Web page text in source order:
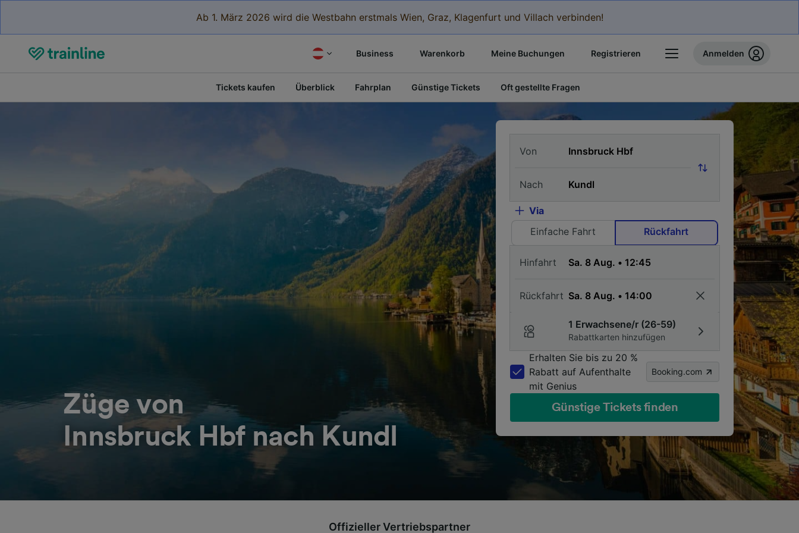
Ab 1. März 2026 wird die Westbahn erstmals Wien, Graz, Klagenfurt und Villach verbinden!
Business Warenkorb Meine Buchungen Registrieren Anmelden
Tickets kaufen Überblick Fahrplan Günstige Tickets Oft gestellte Fragen
Züge von
Innsbruck Hbf nach Kundl
Von
Nach
Via
Einfache Fahrt
Rückfahrt
Hinfahrt
Rückfahrt
1 Erwachsene/r (26-59)
Rabattkarten hinzufügen
Erhalten Sie bis zu 20 %
Rabatt auf Aufenthalte
mit Genius
Booking.com
Günstige Tickets finden
Offizieller Vertriebspartner